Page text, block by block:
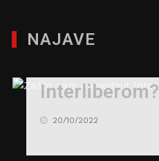
NAJAVE
Interliberom?
20/10/2022